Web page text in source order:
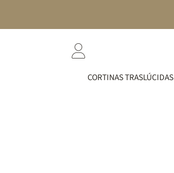
INICIAR
SESIÓN
CORTINAS TRASLÚCIDAS